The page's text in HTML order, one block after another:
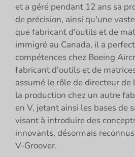
et a géré pendant 12 ans sa
de précision, ainsi qu'une
que fabricant d'outils et de
immigré au Canada, il a
compétences chez Boeing
fabricant d'outils et de
assumé le rôle de directeur de
la production chez un autre
en V, jetant ainsi les bases de
visant à introduire des
innovants, désormais
V-Groover.